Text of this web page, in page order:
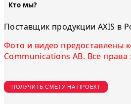
Кто мы?
Поставщик продукции AXIS в
Фото и видео предоставлены
Communications AB. Все
ПОЛУЧИТЬ СМЕТУ НА ПРОЕКТ